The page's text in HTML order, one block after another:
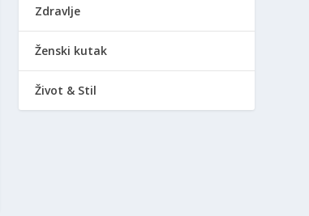
Zdravlje
Ženski kutak
Život & Stil